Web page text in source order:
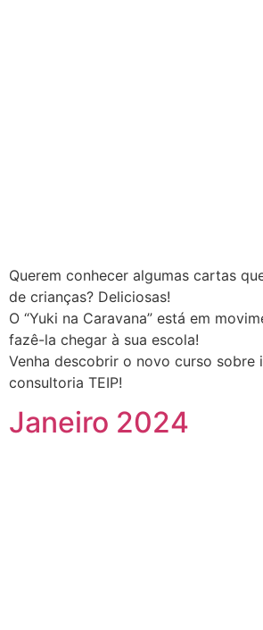
Querem conhecer algumas cartas
de crianças? Deliciosas!
O “Yuki na Caravana” está em
fazê-la chegar à sua escola!
Venha descobrir o novo curso sobre
consultoria TEIP!
Janeiro 2024